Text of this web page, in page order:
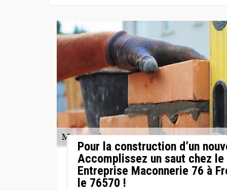
Pour la construction d’un
Accomplissez un saut chez
Entreprise Maconnerie 76 à
le 76570 !